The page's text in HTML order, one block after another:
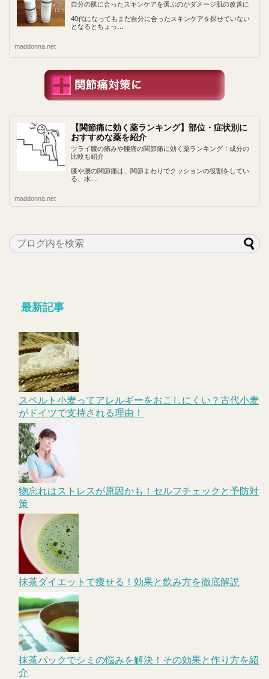
自分の肌に合ったスキンケアを選ぶのがダメージ肌の改善に
40代になってもまだ自分に合ったスキンケアを探せていない
となるとちょっ…
maddonna.net
【関節痛に効く薬ランキング】部位・症状別に
おすすめな薬を紹介
ツライ膝の痛みや腰痛の関節痛に効く薬ランキング！成分の
比較も紹介
膝や腰の関節痛は、関節まわりでクッションの役割をしてい
る、水…
maddonna.net
最新記事
スペルト小麦ってアレルギーをおこしにくい？古代小麦
がドイツで支持される理由！
物忘れはストレスが原因かも！セルフチェックと予防対
策
抹茶ダイエットで痩せる！効果と飲み方を徹底解説
抹茶パックでシミの悩みを解決！その効果と作り方を紹
介